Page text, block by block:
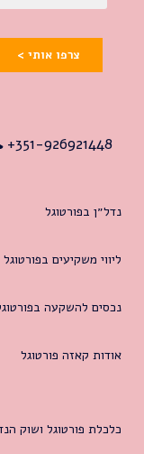
צרפו אותי >
351-926921448+
נדל״ן בפורטוגל
ליווי משקיעים בפורטוגל
נכסים להשקעה
אודות קאזה פורטוגל
כלכלת פורטוגל ושוק